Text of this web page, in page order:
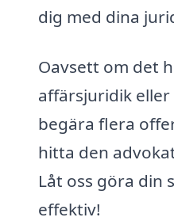
dig med dina
Oavsett om det
affärsjuridik
begära flera
hitta den
Låt oss göra din
effektiv!